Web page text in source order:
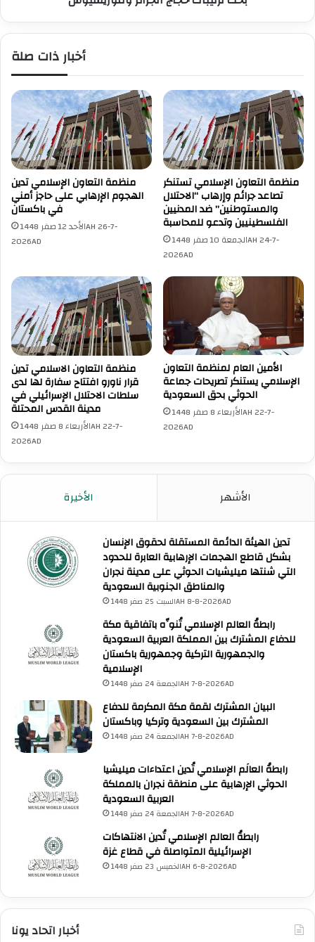
أخبار ذات صلة
منظمة التعاون الإسلامي تدين
الهجوم الإرهابي على حاجز أمني
في باكستان
الأحد 12 صفر 1448AH 26-7-
2026AD
منظمة التعاون الإسلامي تستنكر
تصاعد جرائم وإرهاب “الاحتلال
والمستوطنين” ضد المدنيين
الفلسطينيين وتدعو للمحاسبة
الجمعة 10 صفر 1448AH 24-7-
2026AD
منظمة التعاون الاسلامي تدين
قرار ناورو افتتاح سفارة لها لدى
سلطات الاحتلال الإسرائيلي في
مدينة القدس المحتلة
الأربعاء 8 صفر 1448AH 22-7-
2026AD
الأمين العام لمنظمة التعاون
الإسلامي يستنكر تصريحات جماعة
الحوثي بحق السعودية
الأربعاء 8 صفر 1448AH 22-7-
2026AD
الأخيرة الأشهر
تدين الهيئة الدائمة المستقلة لحقوق الإنسان
بشكل قاطع الهجمات الإرهابية العابرة للحدود
التي شنتها ميليشيات الحوثي على مدينة نجران
والمناطق الجنوبية السعودية
السبت 25 صفر 1448AH 8-8-2026AD
رابطةُ العالم الإسلامي تُنوِّه باتفاقية مكة
للدفاع المشترك بين المملكة العربية السعودية
والجمهورية التركية وجمهورية باكستان
الإسلامية
الجمعة 24 صفر 1448AH 7-8-2026AD
البيان المشترك لقمة مكة المكرمة للدفاع
المشترك بين السعودية وتركيا وباكستان
الجمعة 24 صفر 1448AH 7-8-2026AD
رابطةُ العالَم الإسلامي تُدين اعتداءات ميليشيا
الحوثي الإرهابية على منطقة نجران بالمملكة
العربية السعودية
الجمعة 24 صفر 1448AH 7-8-2026AD
رابطةُ العالم الإسلامي تُدين الانتهاكات
الإسرائيلية المتواصلة في قطاع غزة
الخميس 23 صفر 1448AH 6-8-2026AD
أخبار اتحاد يونا